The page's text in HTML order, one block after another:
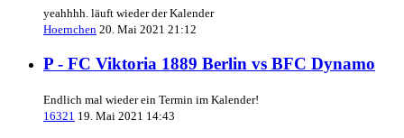
yeahhhh. läuft wieder der Kalender
Hoernchen 20. Mai 2021 21:12
P - FC Viktoria 1889 Berlin vs BFC Dynamo
Endlich mal wieder ein Termin im Kalender!
16321 19. Mai 2021 14:43